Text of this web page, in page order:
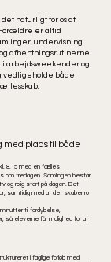
naturligt for os at
er altid
undervisning
afhentningsrutinerne.
arbejdsweekender og
vedligeholde både
med plads til både
8.15 med en fælles
om fredagen. Samlingen består
og rolig start på dagen. Det
samtidig med at det skaber ro
til fordybelse,
eleverne får mulighed for at
i faglige forløb med